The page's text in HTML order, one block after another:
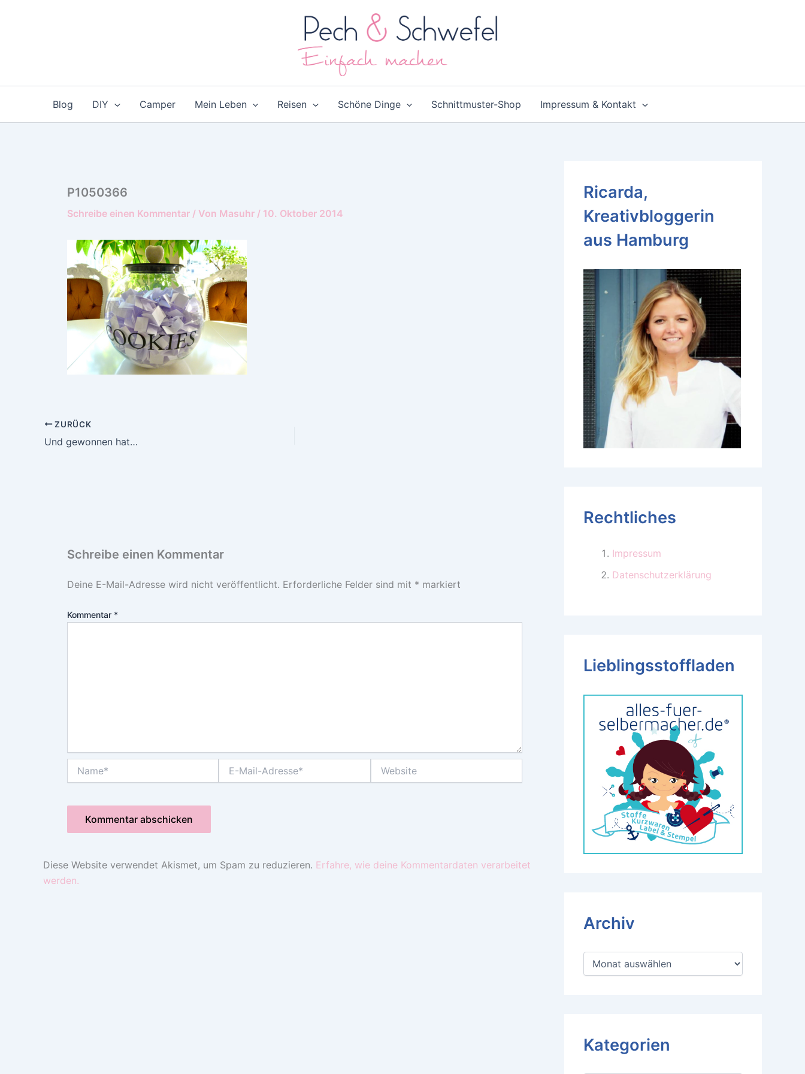
Blog DIY Camper Mein Leben Reisen Schöne Dinge Schnittmuster-Shop Impressum & Kontakt
P1050366
Schreibe einen Kommentar / Von Masuhr / 10. Oktober 2014
ZURÜCK
Und gewonnen hat…
Schreibe einen Kommentar
Deine E-Mail-Adresse wird nicht veröffentlicht. Erforderliche Felder sind mit * markiert
Kommentar *
Mail-
Diese Website verwendet Akismet, um Spam zu reduzieren. Erfahre, wie deine Kommentardaten verarbeitet
werden.
Ricarda,
Kreativbloggerin
aus Hamburg
Rechtliches
Impressum
Datenschutzerklärung
Lieblingsstoffladen
Archiv
A
Kategorien